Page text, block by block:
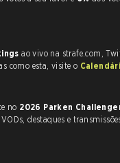
ao vivo na strafe.com,
como esta, visite o
no 2026 Parken